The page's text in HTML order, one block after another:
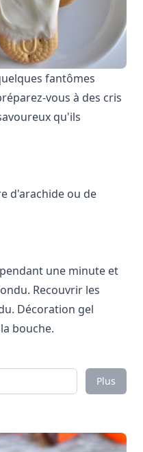
fantômes
vous à des cris
qu'ils
d'arachide ou de
une minute et
Recouvrir les
Décoration gel
bouche.
Plus